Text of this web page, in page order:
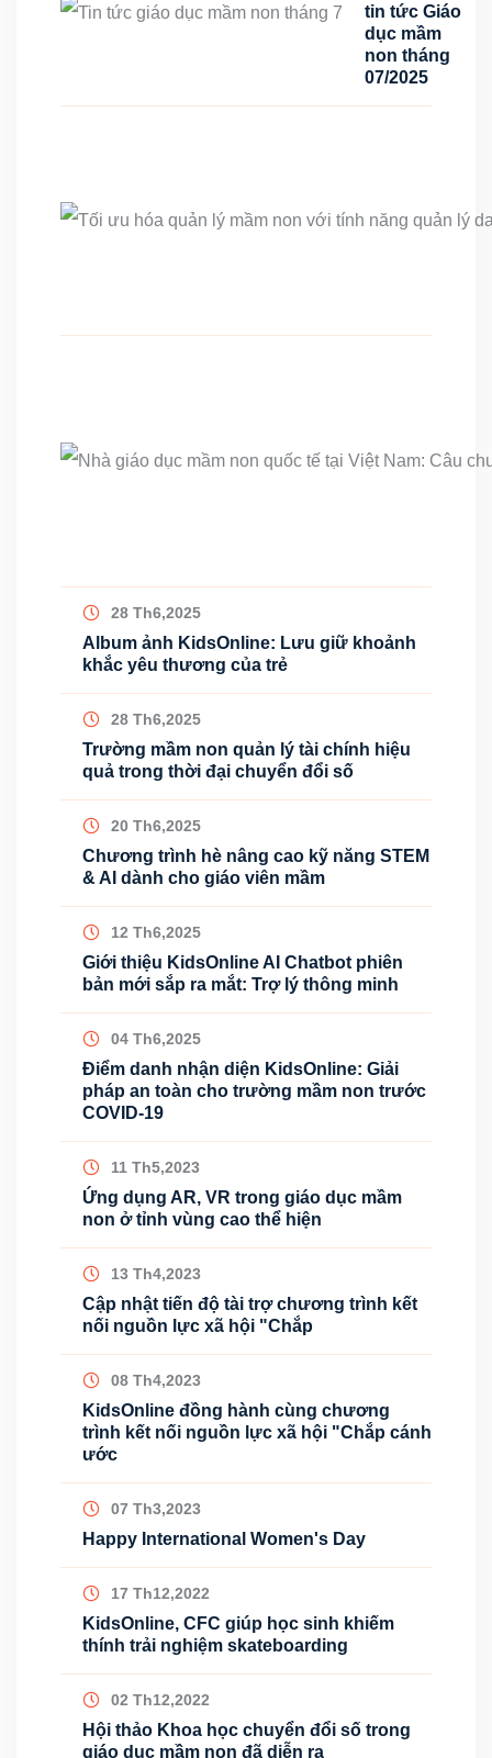
tin tức Giáo
dục mầm
non tháng
07/2025
28 Th6,2025
Album ảnh KidsOnline: Lưu giữ khoảnh
khắc yêu thương của trẻ
28 Th6,2025
Trường mầm non quản lý tài chính hiệu
quả trong thời đại chuyển đổi số
20 Th6,2025
Chương trình hè nâng cao kỹ năng STEM
& AI dành cho giáo viên mầm
12 Th6,2025
Giới thiệu KidsOnline AI Chatbot phiên
bản mới sắp ra mắt: Trợ lý thông minh
04 Th6,2025
Điểm danh nhận diện KidsOnline: Giải
pháp an toàn cho trường mầm non trước
COVID-19
11 Th5,2023
Ứng dụng AR, VR trong giáo dục mầm
non ở tỉnh vùng cao thể hiện
13 Th4,2023
Cập nhật tiến độ tài trợ chương trình kết
nối nguồn lực xã hội "Chắp
08 Th4,2023
KidsOnline đồng hành cùng chương
trình kết nối nguồn lực xã hội "Chắp cánh
ước
07 Th3,2023
Happy International Women's Day
17 Th12,2022
KidsOnline, CFC giúp học sinh khiếm
thính trải nghiệm skateboarding
02 Th12,2022
Hội thảo Khoa học chuyển đổi số trong
giáo dục mầm non đã diễn ra